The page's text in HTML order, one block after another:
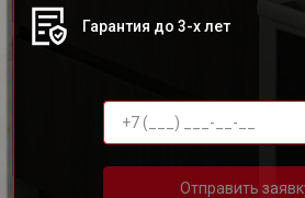
Гарантия до 3-х лет
Отправить